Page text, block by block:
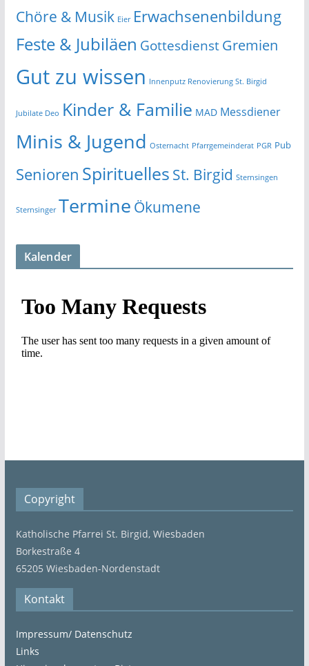
Chöre & Musik Eier Erwachsenenbildung
Feste & Jubiläen GottesdienstGremien
Gut zu wissen Innenputz Renovierung St. Birgid
Jubilate Deo Kinder & Familie MAD Messdiener
Minis & Jugend Osternacht Pfarrgemeinderat PGR Pub
Senioren Spirituelles St. Birgid Sternsingen
Sternsinger Termine Ökumene
Kalender
Copyright
Katholische Pfarrei St. Birgid, Wiesbaden
Borkestraße 4
65205 Wiesbaden-Nordenstadt
Kontakt
Impressum/ Datenschutz
Links